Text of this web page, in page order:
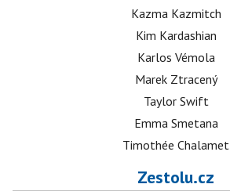
Kazma Kazmitch
Kim Kardashian
Karlos Vémola
Marek Ztracený
Taylor Swift
Emma Smetana
Timothée Chalamet
Zestolu.cz